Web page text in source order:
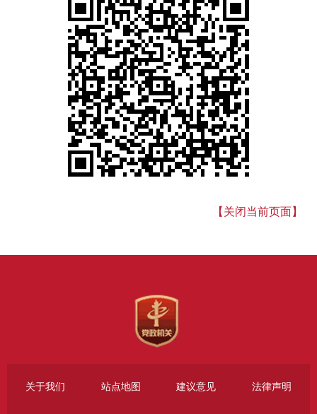
【关闭当前页面】
关于我们 站点地图 建议意见 法律声明